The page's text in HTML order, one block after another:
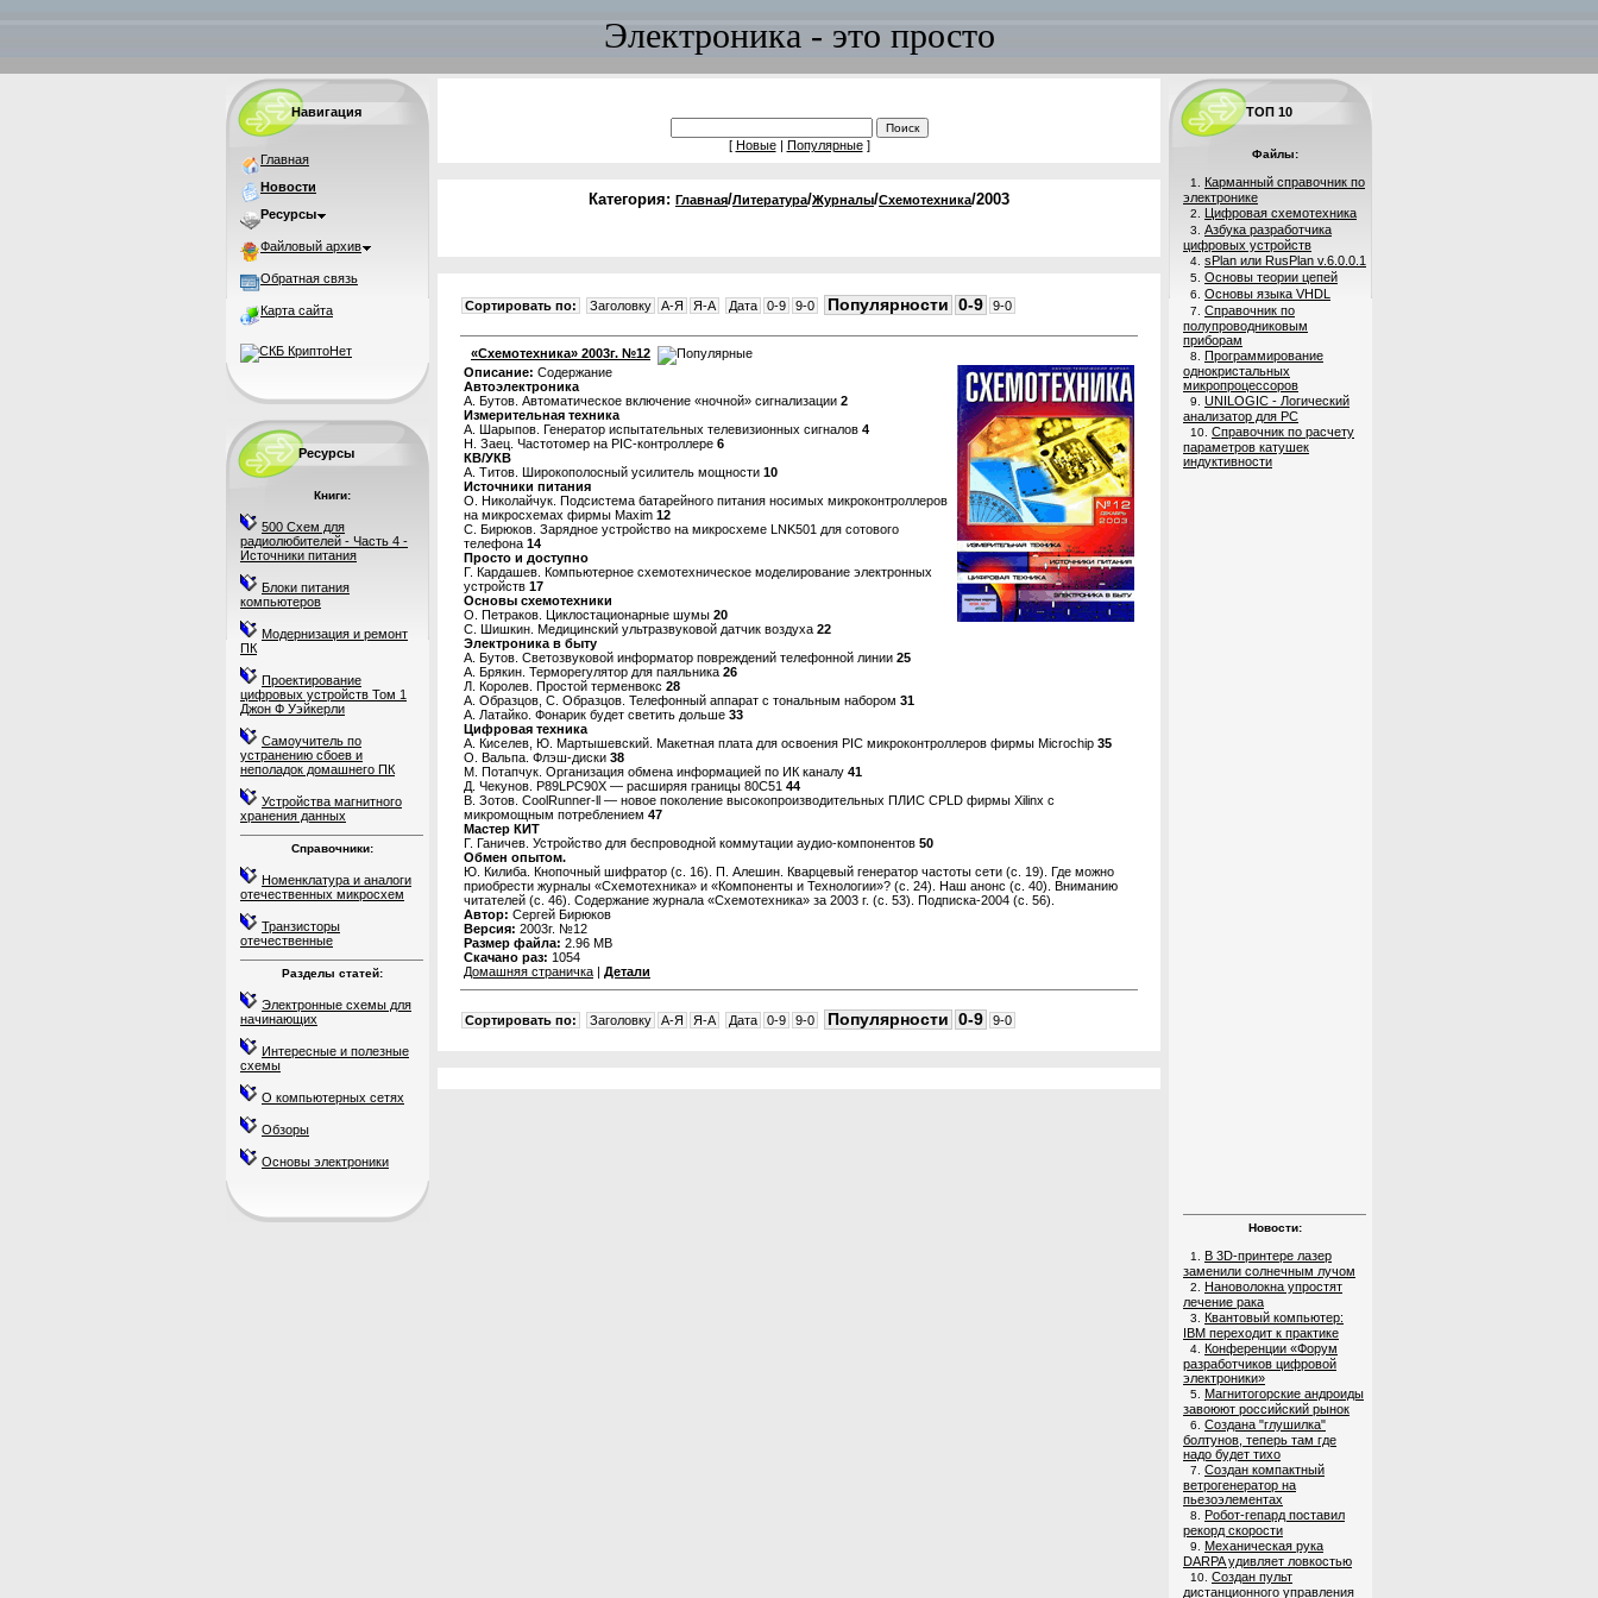
Электроника - это просто
Навигация
Главная
Новости
Ресурсы
Файловый архив
Обратная связь
Карта сайта
Ресурсы
Книги:
500 Схем для
радиолюбителей - Часть 4 -
Источники питания
Блоки питания
компьютеров
Модернизация и ремонт
ПК
Проектирование
цифровых устройств Том 1
Джон Ф Уэйкерли
Самоучитель по
устранению сбоев и
неполадок домашнего ПК
Устройства магнитного
хранения данных
Справочники:
Номенклатура и аналоги
отечественных микросхем
Транзисторы
отечественные
Разделы статей:
Электронные схемы для
начинающих
Интересные и полезные
схемы
О компьютерных сетях
Обзоры
Основы электроники
[ Новые| Популярные]
Категория: Главная/Литература/Журналы/Схемотехника/2003
Сортировать по: Заголовку A-Я Я-A Дата 0-9 9-0 Популярности 0-9 9-0
«Схемотехника» 2003г. №12
Описание: Содержание
Автоэлектроника
А. Бутов. Автоматическое включение «ночной» сигнализации 2
Измерительная техника
А. Шарыпов. Генератор испытательных телевизионных сигналов 4
Н. Заец. Частотомер на РIC-контроллере 6
КВ/УКВ
А. Титов. Широкополосный усилитель мощности 10
Источники питания
О. Николайчук. Подсистема батарейного питания носимых микроконтроллеров
на микросхемах фирмы Maxim 12
С. Бирюков. Зарядное устройство на микросхеме LNK501 для сотового
телефона 14
Просто и доступно
Г. Кардашев. Компьютерное схемотехническое моделирование электронных
устройств 17
Основы схемотехники
О. Петраков. Циклостационарные шумы 20
С. Шишкин. Медицинский ультразвуковой датчик воздуха 22
Электроника в быту
А. Бутов. Светозвуковой информатор повреждений телефонной линии 25
А. Брякин. Терморегулятор для паяльника 26
Л. Королев. Простой терменвокс 28
А. Образцов, С. Образцов. Телефонный аппарат с тональным набором 31
А. Латайко. Фонарик будет светить дольше 33
Цифровая техника
A. Киселев, Ю. Мартышевский. Макетная плата для освоения PIC микроконтроллеров фирмы Microchip 35
О. Вальпа. Флэш-диски 38
М. Потапчук. Организация обмена информацией по ИК каналу 41
Д. Чекунов. P89LPC90X — расширяя границы 80С51 44
B. Зотов. CoolRunner-ll — новое поколение высокопроизводительных ПЛИС CPLD фирмы Xilinx с
микромощным потреблением 47
Мастер КИТ
Г. Ганичев. Устройство для беспроводной коммутации аудио-компонентов 50
Обмен опытом.
Ю. Килиба. Кнопочный шифратор (с. 16). П. Алешин. Кварцевый генератор частоты сети (с. 19). Где можно
приобрести журналы «Схемотехника» и «Компоненты и Технологии»? (с. 24). Наш анонс (с. 40). Вниманию
читателей (с. 46). Содержание журнала «Схемотехника» за 2003 г. (с. 53). Подписка-2004 (с. 56).
Автор: Сергей Бирюков
Версия: 2003г. №12
Размер файла: 2.96 MB
Скачано раз: 1054
Домашняя страничка | Детали
Сортировать по: Заголовку A-Я Я-A Дата 0-9 9-0 Популярности 0-9 9-0
ТОП 10
Файлы:
1. Карманный справочник по
электронике
2. Цифровая схемотехника
3. Азбука разработчика
цифровых устройств
4. sPlan или RusPlan v.6.0.0.1
5. Основы теории цепей
6. Основы языка VHDL
7. Справочник по
полупроводниковым
приборам
8. Программирование
однокристальных
микропроцессоров
9. UNILOGIC - Логический
анализатор для PC
10. Справочник по расчету
параметров катушек
индуктивности
Новости:
1. В 3D-принтере лазер
заменили солнечным лучом
2. Нановолокна упростят
лечение рака
3. Квантовый компьютер:
IBM переходит к практике
4. Конференции «Форум
разработчиков цифровой
электроники»
5. Магнитогорские андроиды
завоюют российский рынок
6. Создана "глушилка"
болтунов, теперь там где
надо будет тихо
7. Создан компактный
ветрогенератор на
пьезоэлементах
8. Робот-гепард поставил
рекорд скорости
9. Механическая рука
DARPA удивляет ловкостью
10. Создан пульт
дистанционного управления